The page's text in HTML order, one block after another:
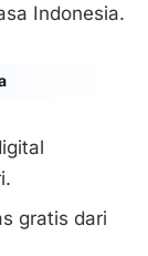
Indonesia.
gratis dari